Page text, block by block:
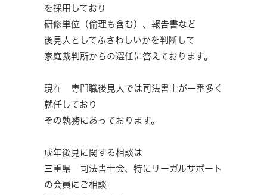
を採用しており
研修単位（倫理も含む）、報告書など
後見人としてふさわしいかを判断して
家庭裁判所からの選任に答えております。
現在 専門職後見人では司法書士が一番多く
就任しており
その執務にあっております。
成年後見に関する相談は
三重県 司法書士会、特にリーガルサポート
の会員にご相談